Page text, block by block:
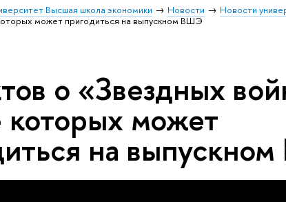
Высшая школа экономики Новости Новости
может пригодиться на выпускном ВШЭ
о «Звездных
которых может
на